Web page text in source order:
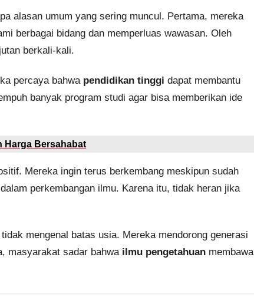
alasan umum yang sering muncul. Pertama, mereka
berbagai bidang dan memperluas wawasan. Oleh
berkali-kali.
percaya bahwa pendidikan tinggi dapat membantu
banyak program studi agar bisa memberikan ide
Harga Bersahabat
Mereka ingin terus berkembang meskipun sudah
perkembangan ilmu. Karena itu, tidak heran jika
mengenal batas usia. Mereka mendorong generasi
masyarakat sadar bahwa ilmu pengetahuan membawa